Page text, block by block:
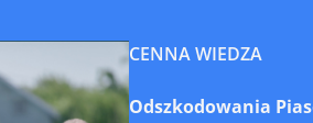
CENNA WIEDZA
Odszkodowania